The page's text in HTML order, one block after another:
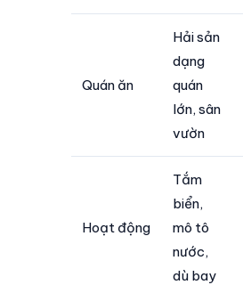
Quán ăn
Hải sản
dạng
quán
lớn, sân
vườn
Hoạt động
Tắm
biển,
mô tô
nước,
dù bay